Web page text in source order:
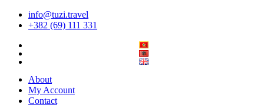
info@tuzi.travel
+382 (69) 111 331
About
My Account
Contact